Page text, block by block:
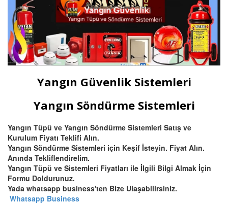
Yangın Güvenlik Sistemleri
Yangın Söndürme Sistemleri
Yangın Tüpü ve Yangın Söndürme Sistemleri Satış ve
Kurulum Fiyatı Teklifi Alın.
Yangın Söndürme Sistemleri için Keşif İsteyin. Fiyat Alın.
Anında Tekliflendirelim.
Yangın Tüpü ve Sistemleri Fiyatları ile İlgili Bilgi Almak İçin
Formu Doldurunuz.
Yada whatsapp business'ten Bize Ulaşabilirsiniz.
Whatsapp Business